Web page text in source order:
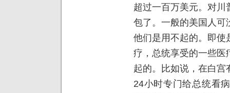
超过一百万美元。对
包了。一般的美国人可
他们是用不起的。即使
疗，总统享受的一些医
起的。比如说，在白
24小时专门给总统看